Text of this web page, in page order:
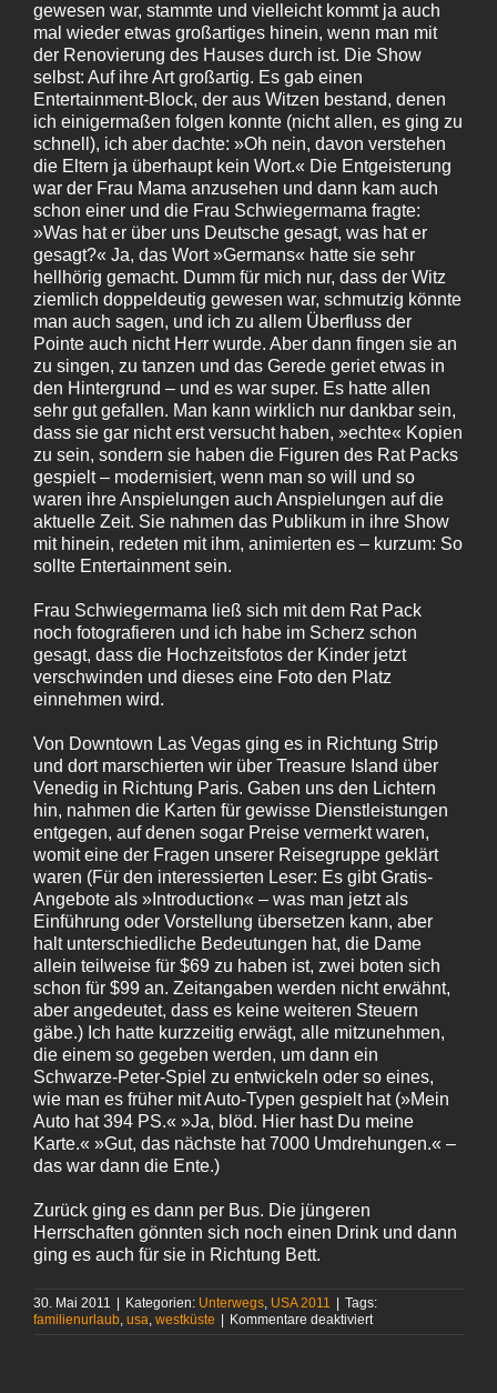
gewesen war, stammte und vielleicht kommt ja auch
mal wieder etwas großartiges hinein, wenn man mit
der Renovierung des Hauses durch ist. Die Show
selbst: Auf ihre Art großartig. Es gab einen
Entertainment-Block, der aus Witzen bestand, denen
ich einigermaßen folgen konnte (nicht allen, es ging zu
schnell), ich aber dachte: »Oh nein, davon verstehen
die Eltern ja überhaupt kein Wort.« Die Entgeisterung
war der Frau Mama anzusehen und dann kam auch
schon einer und die Frau Schwiegermama fragte:
»Was hat er über uns Deutsche gesagt, was hat er
gesagt?« Ja, das Wort »Germans« hatte sie sehr
hellhörig gemacht. Dumm für mich nur, dass der Witz
ziemlich doppeldeutig gewesen war, schmutzig könnte
man auch sagen, und ich zu allem Überfluss der
Pointe auch nicht Herr wurde. Aber dann fingen sie an
zu singen, zu tanzen und das Gerede geriet etwas in
den Hintergrund – und es war super. Es hatte allen
sehr gut gefallen. Man kann wirklich nur dankbar sein,
dass sie gar nicht erst versucht haben, »echte« Kopien
zu sein, sondern sie haben die Figuren des Rat Packs
gespielt – modernisiert, wenn man so will und so
waren ihre Anspielungen auch Anspielungen auf die
aktuelle Zeit. Sie nahmen das Publikum in ihre Show
mit hinein, redeten mit ihm, animierten es – kurzum: So
sollte Entertainment sein.
Frau Schwiegermama ließ sich mit dem Rat Pack
noch fotografieren und ich habe im Scherz schon
gesagt, dass die Hochzeitsfotos der Kinder jetzt
verschwinden und dieses eine Foto den Platz
einnehmen wird.
Von Downtown Las Vegas ging es in Richtung Strip
und dort marschierten wir über Treasure Island über
Venedig in Richtung Paris. Gaben uns den Lichtern
hin, nahmen die Karten für gewisse Dienstleistungen
entgegen, auf denen sogar Preise vermerkt waren,
womit eine der Fragen unserer Reisegruppe geklärt
waren (Für den interessierten Leser: Es gibt Gratis-
Angebote als »Introduction« – was man jetzt als
Einführung oder Vorstellung übersetzen kann, aber
halt unterschiedliche Bedeutungen hat, die Dame
allein teilweise für $69 zu haben ist, zwei boten sich
schon für $99 an. Zeitangaben werden nicht erwähnt,
aber angedeutet, dass es keine weiteren Steuern
gäbe.) Ich hatte kurzzeitig erwägt, alle mitzunehmen,
die einem so gegeben werden, um dann ein
Schwarze-Peter-Spiel zu entwickeln oder so eines,
wie man es früher mit Auto-Typen gespielt hat (»Mein
Auto hat 394 PS.« »Ja, blöd. Hier hast Du meine
Karte.« »Gut, das nächste hat 7000 Umdrehungen.« –
das war dann die Ente.)
Zurück ging es dann per Bus. Die jüngeren
Herrschaften gönnten sich noch einen Drink und dann
ging es auch für sie in Richtung Bett.
30. Mai 2011 Kategorien: Unterwegs, USA 2011
Tags:
familienurlaub, usa, westküste Kommentare deaktiviertfür